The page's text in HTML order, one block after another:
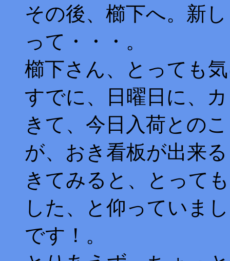
その後、櫛下へ。新
って・・・。
櫛下さん、とっても
すでに、日曜日に、
きて、今日入荷との
が、おき看板が出来
きてみると、とって
した、と仰っていま
です！。